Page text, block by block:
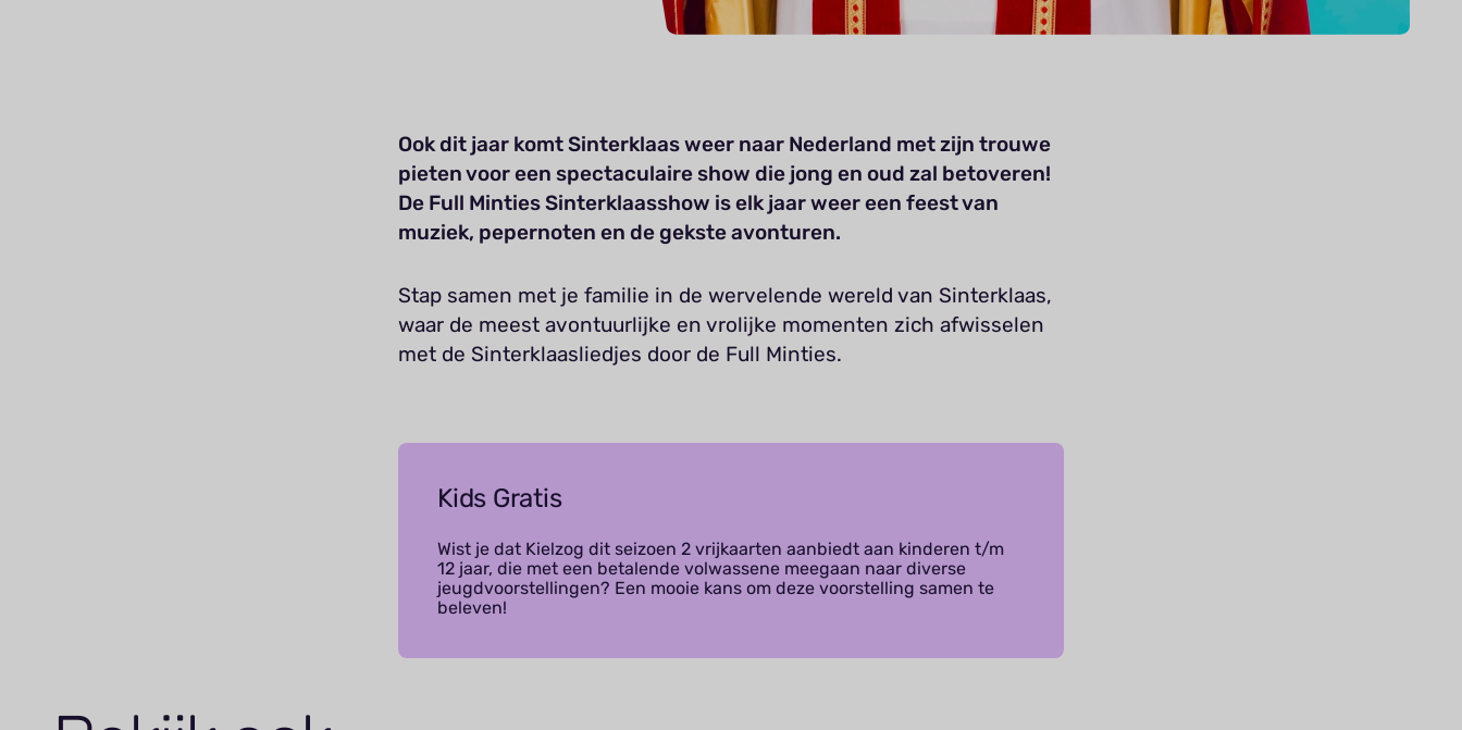
Ook dit jaar komt Sinterklaas weer naar Nederland met zijn trouwe
pieten voor een spectaculaire show die jong en oud zal betoveren!
De Full Minties Sinterklaasshow is elk jaar weer een feest van
muziek, pepernoten en de gekste avonturen.
Stap samen met je familie in de wervelende wereld van Sinterklaas,
waar de meest avontuurlijke en vrolijke momenten zich afwisselen
met de Sinterklaasliedjes door de Full Minties.
Kids Gratis
Wist je dat Kielzog dit seizoen 2 vrijkaarten aanbiedt aan kinderen t/m
12 jaar, die met een betalende volwassene meegaan naar diverse
jeugdvoorstellingen? Een mooie kans om deze voorstelling samen te
beleven!